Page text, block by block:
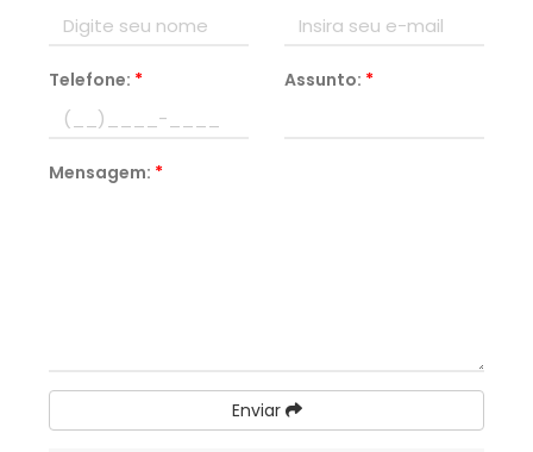
Telefone: * Assunto: *
Mensagem: *
Enviar